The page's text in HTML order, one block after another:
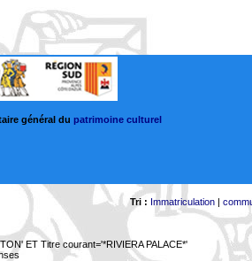
général du patrimoine culturel
Tri : Immatriculation|
ET Titre courant='*RIVIERA PALACE*'